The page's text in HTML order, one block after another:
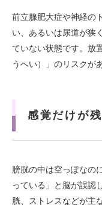
前立腺肥大症や神経の
い、あるいは尿道が狭
ていない状態です。放
うへい）」のリスクが
感覚だけが
膀胱の中は空っぽなの
っている」と脳が誤認
胱、ストレスなどが主